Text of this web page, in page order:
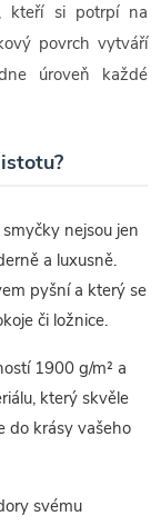
kteří si potrpí na
povrch vytváří
úroveň každé
nejsou jen
a luxusně.
pyšní a který se
či ložnice.
1900 g/m² a
který skvěle
do krásy vašeho
svému